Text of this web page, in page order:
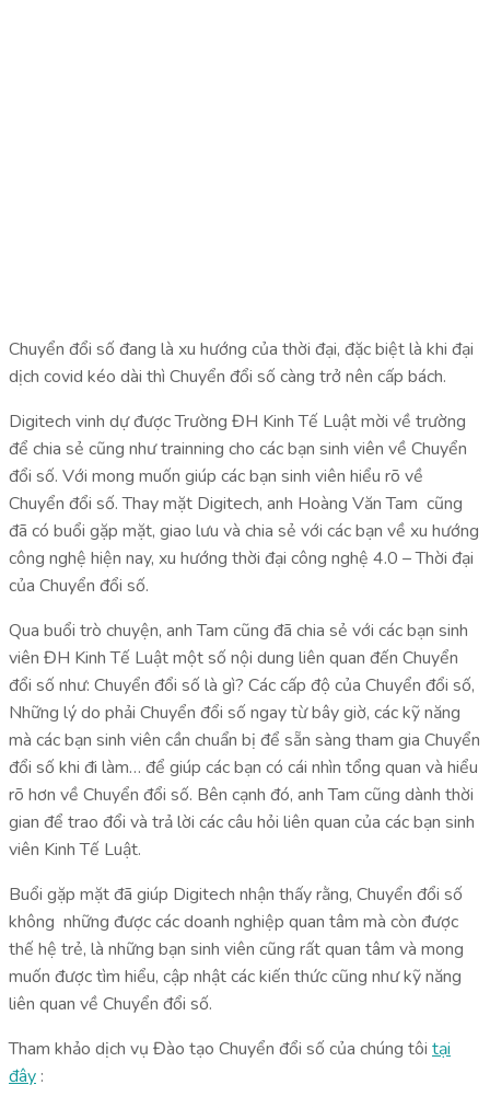
Chuyển đổi số đang là xu hướng của thời đại, đặc biệt là khi đại
dịch covid kéo dài thì Chuyển đổi số càng trở nên cấp bách.
Digitech vinh dự được Trường ĐH Kinh Tế Luật mời về trường
để chia sẻ cũng như trainning cho các bạn sinh viên về Chuyển
đổi số. Với mong muốn giúp các bạn sinh viên hiểu rõ về
Chuyển đổi số. Thay mặt Digitech, anh Hoàng Văn Tam cũng
đã có buổi gặp mặt, giao lưu và chia sẻ với các bạn về xu hướng
công nghệ hiện nay, xu hướng thời đại công nghệ 4.0 – Thời đại
của Chuyển đổi số.
Qua buổi trò chuyện, anh Tam cũng đã chia sẻ với các bạn sinh
viên ĐH Kinh Tế Luật một số nội dung liên quan đến Chuyển
đổi số như: Chuyển đổi số là gì? Các cấp độ của Chuyển đổi số,
Những lý do phải Chuyển đổi số ngay từ bây giờ, các kỹ năng
mà các bạn sinh viên cần chuẩn bị để sẵn sàng tham gia Chuyển
đổi số khi đi làm… để giúp các bạn có cái nhìn tổng quan và hiểu
rõ hơn về Chuyển đổi số. Bên cạnh đó, anh Tam cũng dành thời
gian để trao đổi và trả lời các câu hỏi liên quan của các bạn sinh
viên Kinh Tế Luật.
Buổi gặp mặt đã giúp Digitech nhận thấy rằng, Chuyển đổi số
không những được các doanh nghiệp quan tâm mà còn được
thế hệ trẻ, là những bạn sinh viên cũng rất quan tâm và mong
muốn được tìm hiểu, cập nhật các kiến thức cũng như kỹ năng
liên quan về Chuyển đổi số.
Tham khảo dịch vụ Đào tạo Chuyển đổi số của chúng tôi tại
đây :